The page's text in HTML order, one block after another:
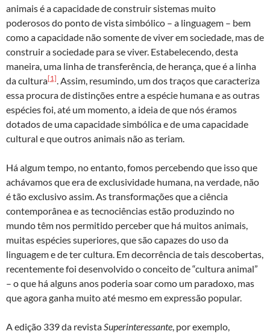
animais é a capacidade de construir sistemas muito
poderosos do ponto de vista simbólico – a linguagem – bem
como a capacidade não somente de viver em sociedade, mas de
construir a sociedade para se viver. Estabelecendo, desta
maneira, uma linha de transferência, de herança, que é a linha
da cultura[1]. Assim, resumindo, um dos traços que caracteriza
essa procura de distinções entre a espécie humana e as outras
espécies foi, até um momento, a ideia de que nós éramos
dotados de uma capacidade simbólica e de uma capacidade
cultural e que outros animais não as teriam.
Há algum tempo, no entanto, fomos percebendo que isso que
achávamos que era de exclusividade humana, na verdade, não
é tão exclusivo assim. As transformações que a ciência
contemporânea e as tecnociências estão produzindo no
mundo têm nos permitido perceber que há muitos animais,
muitas espécies superiores, que são capazes do uso da
linguagem e de ter cultura. Em decorrência de tais descobertas,
recentemente foi desenvolvido o conceito de “cultura animal”
– o que há alguns anos poderia soar como um paradoxo, mas
que agora ganha muito até mesmo em expressão popular.
A edição 339 da revistaSuperinteressante, por exemplo,